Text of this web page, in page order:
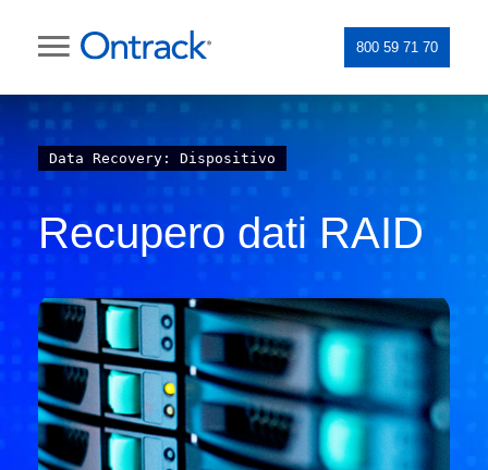
800 59 71 70
Data Recovery: Dispositivo
Recupero dati RAID